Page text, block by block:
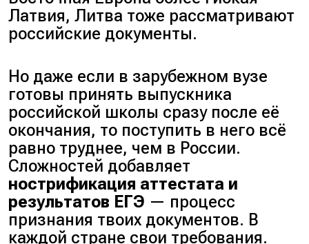
Латвия, Литва тоже рассматривают
российские документы.
Но даже если в зарубежном вузе
готовы принять выпускника
российской школы сразу после её
окончания, то поступить в него всё
равно труднее, чем в России.
Сложностей добавляет
нострификация аттестата и
результатов ЕГЭ — процесс
признания твоих документов. В
каждой стране свои требования.